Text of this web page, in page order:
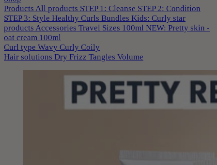
Products All products STEP 1: Cleanse STEP 2: Condition
STEP 3: Style Healthy Curls Bundles Kids: Curly star
products Accessories Travel Sizes 100ml NEW: Pretty skin -
oat cream 100ml
Curl type Wavy Curly Coily
Hair solutions Dry Frizz Tangles Volume